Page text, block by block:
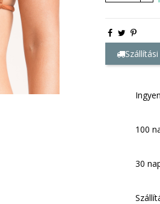
100
30